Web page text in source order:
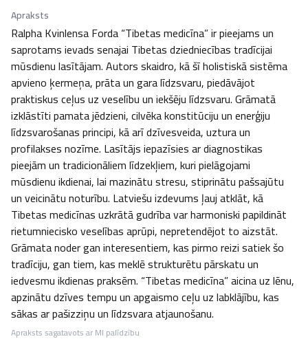
Apraksts
Ralpha Kvinlensa Forda “Tibetas medicīna” ir pieejams un
saprotams ievads senajai Tibetas dziedniecības tradīcijai
mūsdienu lasītājam. Autors skaidro, kā šī holistiskā sistēma
apvieno ķermeņa, prāta un gara līdzsvaru, piedāvājot
praktiskus ceļus uz veselību un iekšēju līdzsvaru. Grāmatā
izklāstīti pamata jēdzieni, cilvēka konstitūciju un enerģiju
līdzsvarošanas principi, kā arī dzīvesveida, uztura un
profilakses nozīme. Lasītājs iepazīsies ar diagnostikas
pieejām un tradicionāliem līdzekļiem, kuri pielāgojami
mūsdienu ikdienai, lai mazinātu stresu, stiprinātu pašsajūtu
un veicinātu noturību. Latviešu izdevums ļauj atklāt, kā
Tibetas medicīnas uzkrātā gudrība var harmoniski papildināt
rietumniecisko veselības aprūpi, nepretendējot to aizstāt.
Grāmata noder gan interesentiem, kas pirmo reizi satiek šo
tradīciju, gan tiem, kas meklē strukturētu pārskatu un
iedvesmu ikdienas praksēm. “Tibetas medicīna” aicina uz lēnu,
apzinātu dzīves tempu un apgaismo ceļu uz labklājību, kas
sākas ar pašizziņu un līdzsvara atjaunošanu.
Apraksts sagatavots ar MI palīdzību